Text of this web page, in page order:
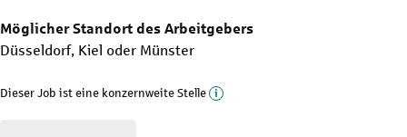
Möglicher Standort des Arbeitgebers
Düsseldorf, Kiel oder Münster
Dieser Job ist eine konzernweite Stelle Mehr Informationen zu